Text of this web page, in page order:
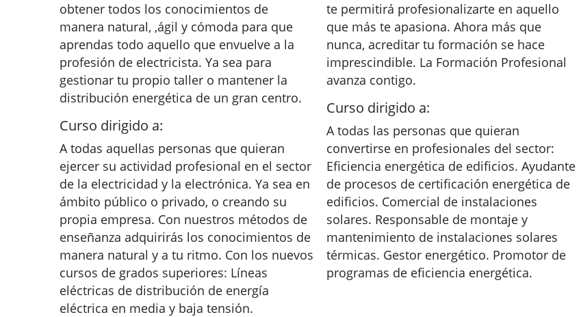
obtener todos los conocimientos de
manera natural, ,ágil y cómoda para que
aprendas todo aquello que envuelve a la
profesión de electricista. Ya sea para
gestionar tu propio taller o mantener la
distribución energética de un gran centro.
Curso dirigido a:
A todas aquellas personas que quieran
ejercer su actividad profesional en el sector
de la electricidad y la electrónica. Ya sea en
ámbito público o privado, o creando su
propia empresa. Con nuestros métodos de
enseñanza adquirirás los conocimientos de
manera natural y a tu ritmo. Con los nuevos
cursos de grados superiores: Líneas
eléctricas de distribución de energía
eléctrica en media y baja tensión.
te permitirá profesionalizarte en aquello
que más te apasiona. Ahora más que
nunca, acreditar tu formación se hace
imprescindible. La Formación Profesional
avanza contigo.
Curso dirigido a:
A todas las personas que quieran
convertirse en profesionales del sector:
Eficiencia energética de edificios. Ayudante
de procesos de certificación energética de
edificios. Comercial de instalaciones
solares. Responsable de montaje y
mantenimiento de instalaciones solares
térmicas. Gestor energético. Promotor de
programas de eficiencia energética.